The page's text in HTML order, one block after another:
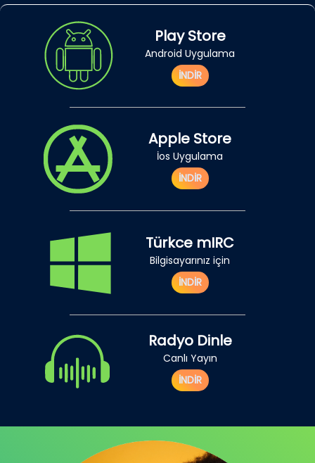
Play Store
Android Uygulama
İNDİR
Apple Store
İos Uygulama
İNDİR
Türkce mIRC
Bilgisayarınız için
İNDİR
Radyo Dinle
Canlı Yayın
İNDİR